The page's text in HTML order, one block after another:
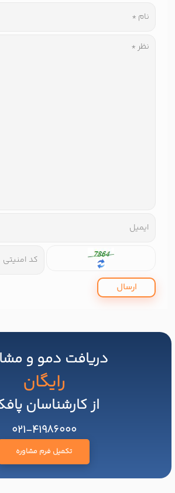
ارسال
دریافت دمو و
رایگان
از کارشناسان
021-41986000
تکمیل فرم مشاوره